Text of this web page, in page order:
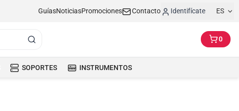
GuíasNoticiasPromociones Contacto Identifícate ES
0
SOPORTES INSTRUMENTOS